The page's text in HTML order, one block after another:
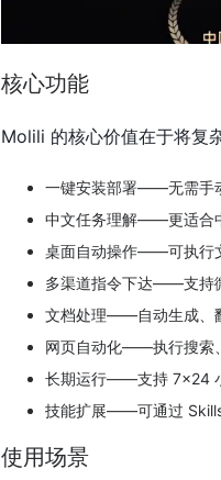
核心功能
Molili 的核心价值在于将复
一键安装部署——无需手
中文任务理解——更适合
桌面自动操作——可执行
多渠道指令下达——支持
文档处理——自动生成、
网页自动化——执行搜索
长期运行——支持 7×24
技能扩展——可通过 Skills
使用场景